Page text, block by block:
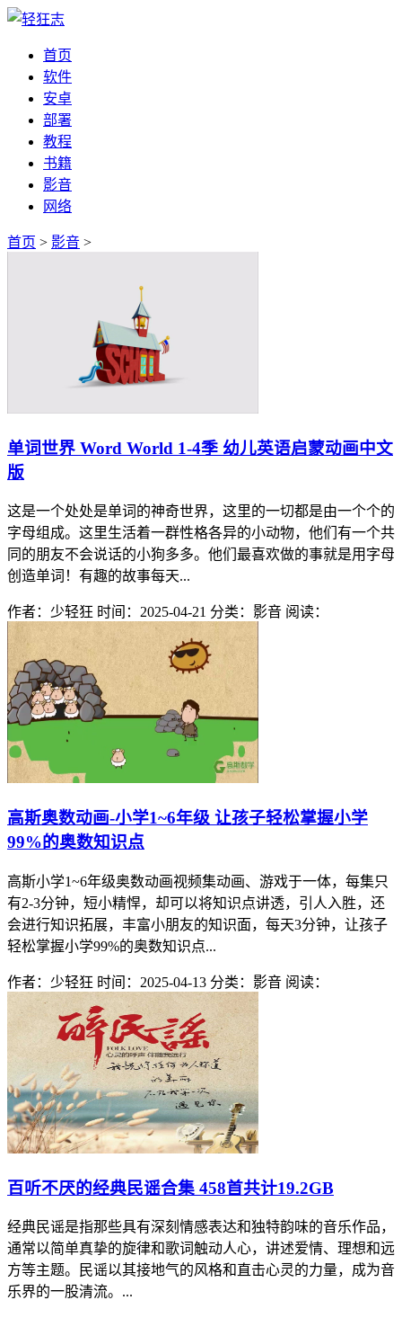
首页
软件
安卓
部署
教程
书籍
影音
网络
首页 > 影音 >
单词世界 Word World 1-4季 幼儿英语启蒙动画中文
版
这是一个处处是单词的神奇世界，这里的一切都是由一个个的
字母组成。这里生活着一群性格各异的小动物，他们有一个共
同的朋友不会说话的小狗多多。他们最喜欢做的事就是用字母
创造单词！有趣的故事每天...
作者：少轻狂 时间：2025-04-21 分类：影音 阅读：
高斯奥数动画-小学1~6年级 让孩子轻松掌握小学
99%的奥数知识点
高斯小学1~6年级奥数动画视频集动画、游戏于一体，每集只
有2-3分钟，短小精悍，却可以将知识点讲透，引人入胜，还
会进行知识拓展，丰富小朋友的知识面，每天3分钟，让孩子
轻松掌握小学99%的奥数知识点...
作者：少轻狂 时间：2025-04-13 分类：影音 阅读：
百听不厌的经典民谣合集 458首共计19.2GB
经典民谣是指那些具有深刻情感表达和独特韵味的音乐作品，
通常以简单真挚的旋律和歌词触动人心，讲述爱情、理想和远
方等主题。民谣以其接地气的风格和直击心灵的力量，成为音
乐界的一股清流。...